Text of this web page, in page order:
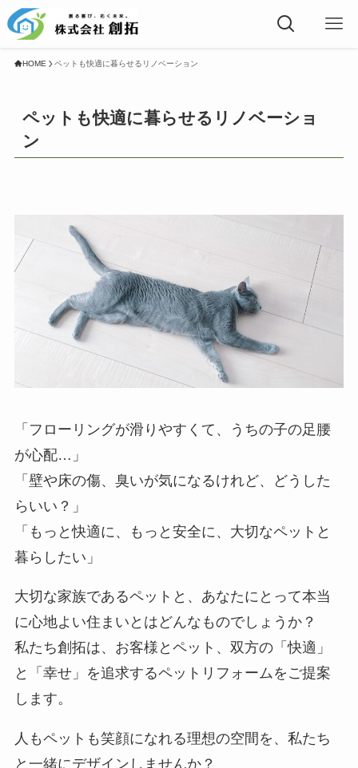
HOME ペットも快適に暮らせるリノベーション
ペットも快適に暮らせるリノベーショ
ン
「フローリングが滑りやすくて、うちの子の足腰
が心配…」
「壁や床の傷、臭いが気になるけれど、どうした
らいい？」
「もっと快適に、もっと安全に、大切なペットと
暮らしたい」
大切な家族であるペットと、あなたにとって本当
に心地よい住まいとはどんなものでしょうか？
私たち創拓は、お客様とペット、双方の「快適」
と「幸せ」を追求するペットリフォームをご提案
します。
人もペットも笑顔になれる理想の空間を、私たち
と一緒にデザインしませんか？